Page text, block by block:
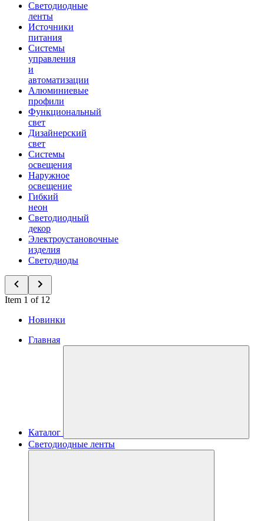
Светодиодные
ленты
Источники
питания
Системы
управления
и
автоматизации
Алюминиевые
профили
Функциональный
свет
Дизайнерский
свет
Системы
освещения
Наружное
освещение
Гибкий
неон
Светодиодный
декор
Электроустановочные
изделия
Светодиоды
Item 1 of 12
Новинки
Главная
Каталог
Светодиодные ленты